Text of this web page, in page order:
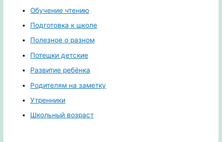
Обучение чтению
Подготовка к школе
Полезное о разном
Потешки детские
Развитие ребёнка
Родителям на заметку
Утренники
Школьный возраст